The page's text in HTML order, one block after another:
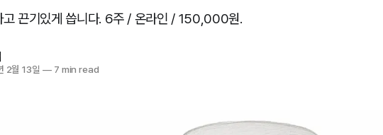
고 끈기있게 씁니다. 6주 / 온라인 / 150,000원.
2월 13일 —7 min read